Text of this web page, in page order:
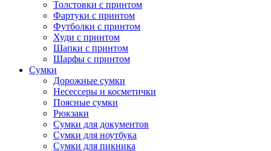
Толстовки с принтом
Фартуки с принтом
Футболки с принтом
Худи с принтом
Шапки с принтом
Шарфы с принтом
Сумки
Дорожные сумки
Несессеры и косметички
Поясные сумки
Рюкзаки
Сумки для документов
Сумки для ноутбука
Сумки для пикника